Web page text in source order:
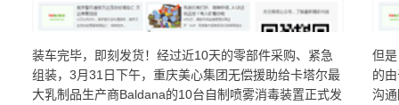
装车完毕，即刻发货！经过近10天的零部件采购、紧急
组装，3月31日下午，重庆美心集团无偿援助给卡塔尔最
大乳制品生产商Baldana的10台自制喷雾消毒装置正式发
但
的
沟